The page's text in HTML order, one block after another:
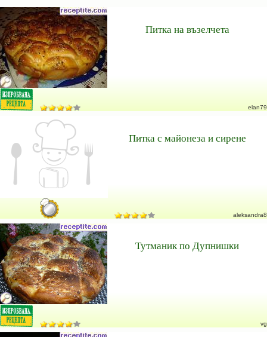
Питка на възелчета
elan79
Питка с майонеза и сирене
aleksandra8
Тутманик по Дупнишки
vg